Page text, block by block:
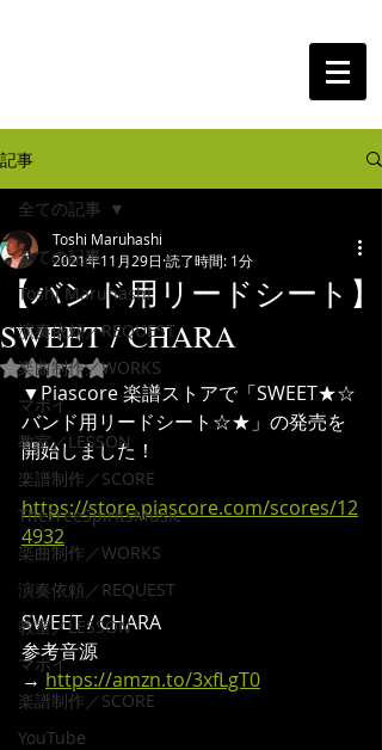
記事
全ての記事
Toshi Maruhashi
演奏依頼／REQUEST
楽曲制作／WORKS
マポイ
教室／LESSON
楽譜制作／SCORE
TheFreeSpiritsMusic
楽曲制作／WORKS
演奏依頼／REQUEST
教室／LESSON
マポイ
楽譜制作／SCORE
YouTube
全ての記事
【バンド用リードシート】
SWEET / CHARA
Toshi Maruhashi
2021年11月29日 読了時間: 1分
5つ星のうちNaNと評価されています。
▼Piascore 楽譜ストアで「SWEET★☆
バンド用リードシート☆★」の発売を
開始しました！
https://store.piascore.com/scores/12
4932
SWEET / CHARA
参考音源
→ https://amzn.to/3xfLgT0